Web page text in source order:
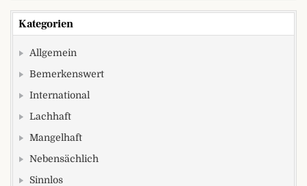
Kategorien
Allgemein
Bemerkenswert
International
Lachhaft
Mangelhaft
Nebensächlich
Sinnlos